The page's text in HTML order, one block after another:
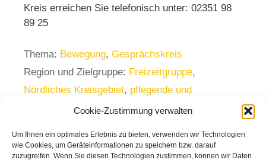
Cookie-Zustimmung verwalten
Um Ihnen ein optimales Erlebnis zu bieten, verwenden wir Technologien
wie Cookies, um Geräteinformationen zu speichern bzw. darauf
zuzugreifen. Wenn Sie diesen Technologien zustimmen, können wir Daten
Kreis erreichen Sie telefonisch unter: 02351 98
89 25
Thema: Bewegung, Gesprächskreis
Region und Zielgruppe: Freizeitgruppe,
Nördliches Kreisgebiet, pflegende und
unterstützende Angehörige